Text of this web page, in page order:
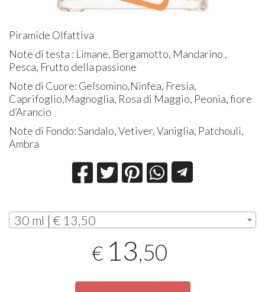
Piramide Olfattiva
Note di testa : Limane, Bergamotto, Mandarino ,
Pesca, Frutto della passione
Note di Cuore: Gelsomino,Ninfea, Fresia,
Caprifoglio,Magnoglia, Rosa di Maggio, Peonia, fiore
d’Arancio
Note di Fondo: Sandalo, Vetiver, Vaniglia, Patchouli,
Ambra
30 ml | € 13,50
€ 13,50